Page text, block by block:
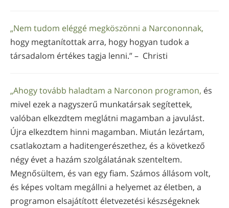
„Nem tudom eléggé megköszönni a Narcononnak,
hogy megtanítottak arra, hogy hogyan tudok a
társadalom értékes tagja lenni.” – Christi
„Ahogy tovább haladtam a Narconon programon, és
mivel ezek a nagyszerű munkatársak segítettek,
valóban elkezdtem meglátni magamban a javulást.
Újra elkezdtem hinni magamban. Miután lezártam,
csatlakoztam a haditengerészethez, és a következő
négy évet a hazám szolgálatának szenteltem.
Megnősültem, és van egy fiam. Számos állásom volt,
és képes voltam megállni a helyemet az életben, a
programon elsajátított életvezetési készségeknek